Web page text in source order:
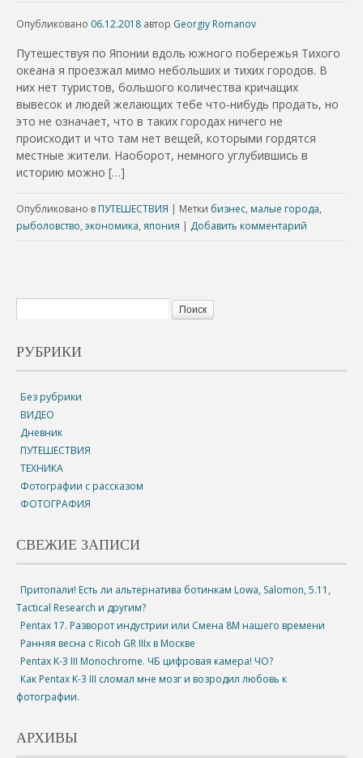
Опубликовано 06.12.2018 автор Georgiy Romanov
Путешествуя по Японии вдоль южного побережья Тихого
океана я проезжал мимо небольших и тихих городов. В
них нет туристов, большого количества кричащих
вывесок и людей желающих тебе что-нибудь продать, но
это не означает, что в таких городах ничего не
происходит и что там нет вещей, которыми гордятся
местные жители. Наоборот, немного углубившись в
историю можно […]
Опубликовано в ПУТЕШЕСТВИЯ | Метки бизнес, малые города,
рыболовство, экономика, япония | Добавить комментарий
РУБРИКИ
Без рубрики
ВИДЕО
Дневник
ПУТЕШЕСТВИЯ
ТЕХНИКА
Фотографии с рассказом
ФОТОГРАФИЯ
СВЕЖИЕ ЗАПИСИ
Притопали! Есть ли альтернатива ботинкам Lowa, Salomon, 5.11,
Tactical Research и другим?
Pentax 17. Разворот индустрии или Смена 8М нашего времени
Ранняя весна с Ricoh GR IIIx в Москве
Pentax K-3 III Monochrome. ЧБ цифровая камера! ЧО?
Как Pentax K-3 III сломал мне мозг и возродил любовь к
фотографии.
АРХИВЫ